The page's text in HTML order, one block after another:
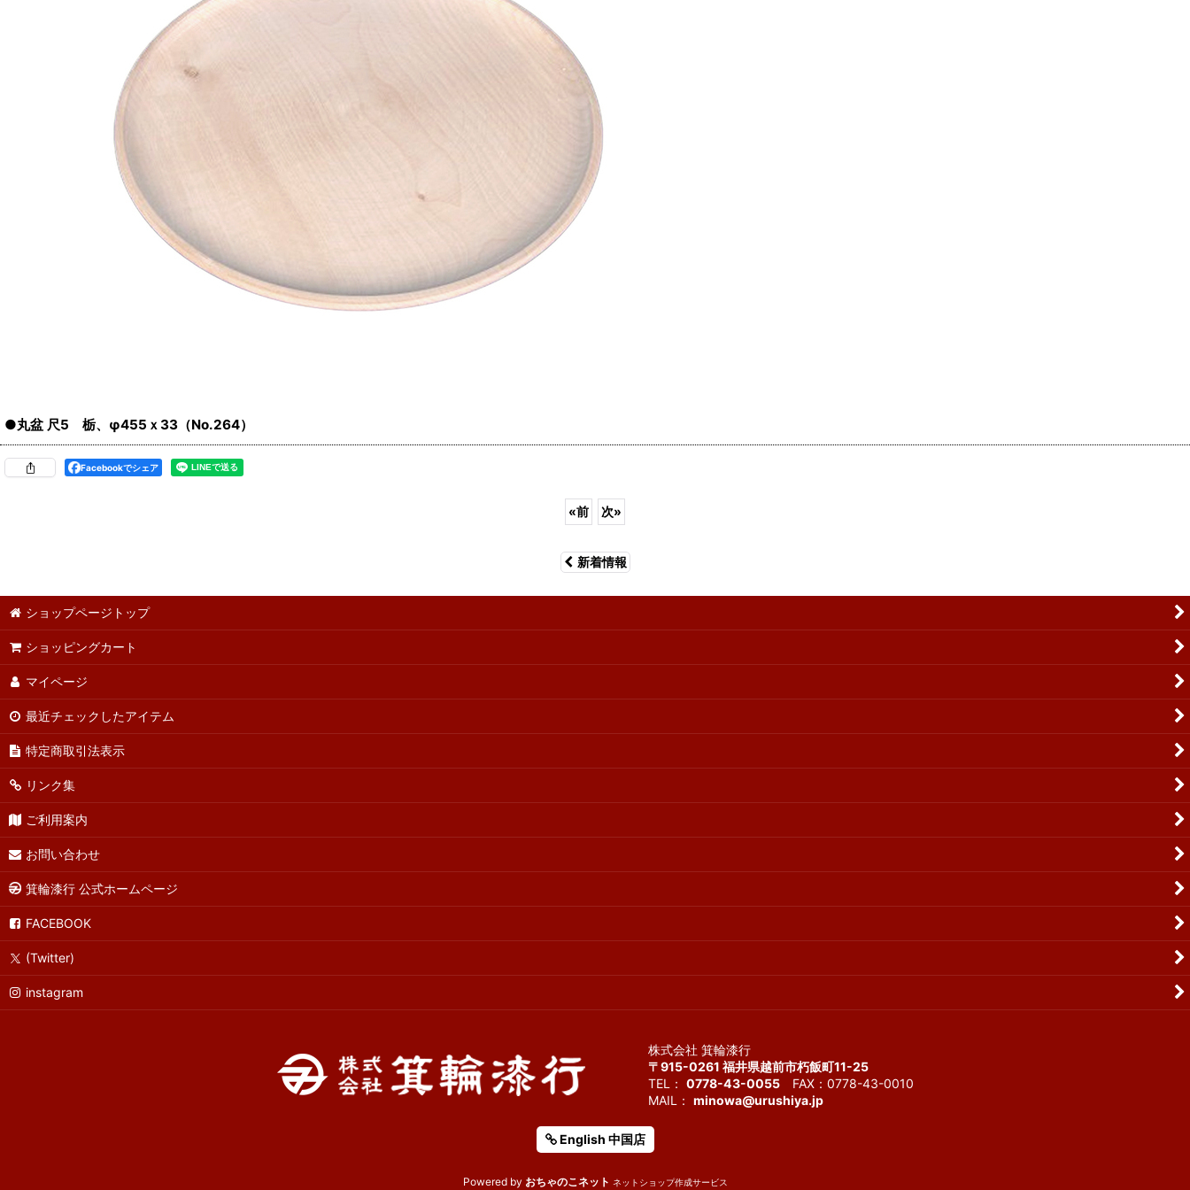
●丸盆 尺5 栃、φ455ｘ33（No.264）
Facebookでシェア
«前 次»
新着情報
ショップページトップ
ショッピングカート
マイページ
最近チェックしたアイテム
特定商取引法表示
リンク集
ご利用案内
お問い合わせ
箕輪漆行 公式ホームページ
FACEBOOK
(Twitter)
instagram
株式会社 箕輪漆行
〒915-0261 福井県越前市朽飯町11-25
TEL： 0778-43-0055 FAX：0778-43-0010
MAIL： minowa@urushiya.jp
English 中国店
Powered by おちゃのこネット ネットショップ作成サービス